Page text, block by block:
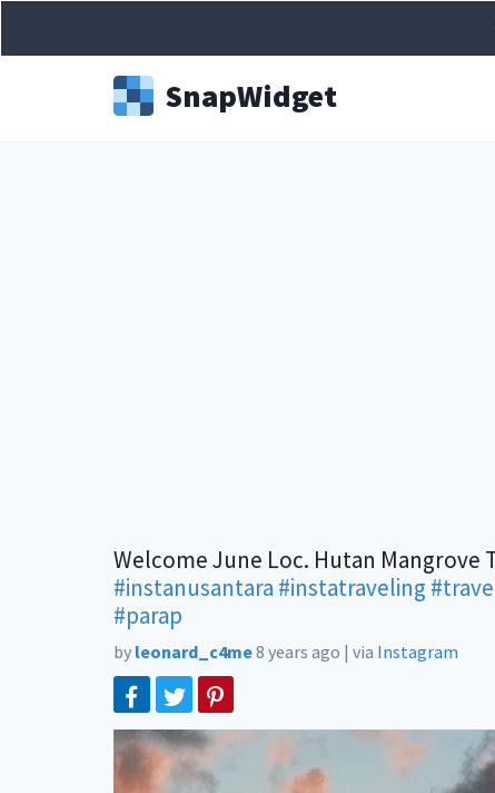
SnapWidget
Welcome June Loc. Hutan Mangrove
#instanusantara #instatraveling
#parap
by leonard_c4me8 years ago | via Instagram